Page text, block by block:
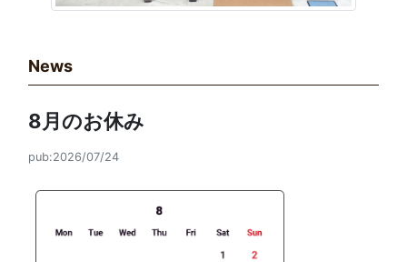
News
8月のお休み
pub:2026/07/24